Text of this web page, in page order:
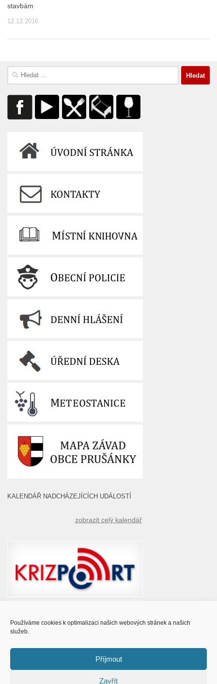
Používáme cookies k optimalizaci našich webových stránek a našich
služeb.
Příjmout
Zavřít
stavbám
12.12.2016
Vyhledávání
KALENDÁŘ NADCHÁZEJÍCÍCH UDÁLOSTÍ
zobrazit celý kalendář